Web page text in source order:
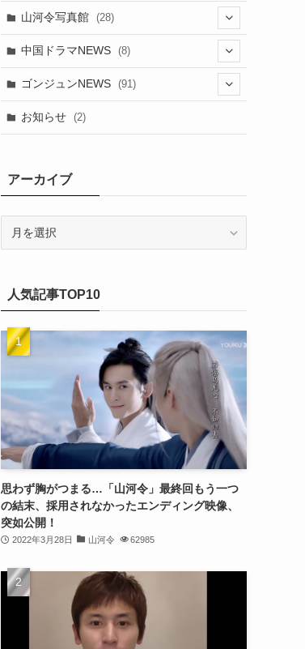
(29)
(20)
(21)
(21)
(24)
(23)
(27)
(21)
(25)
(25)
(29)
(30)
(14)
(42)
(5)
(1)
山河令写真館 (28)
(17)
(3)
(2)
中国ドラマNEWS (8)
(1)
(6)
ゴンジュンNEWS (91)
お知らせ (2)
アーカイブ
ブ人気記事TOP10
思わず胸がつまる…「山河令」最終回もう一つ
の結末、採用されなかったエンディング映像、
突如公開！
2022年3月28日 山河令 62985